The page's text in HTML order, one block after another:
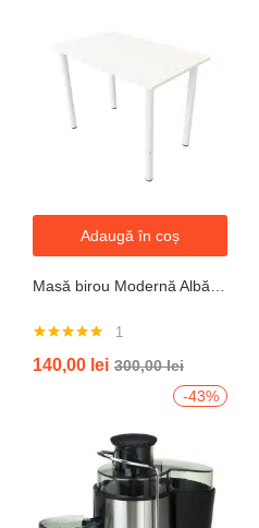
Adaugă în coș
5.00din 5
1
140,00 lei 300,00lei
-43%